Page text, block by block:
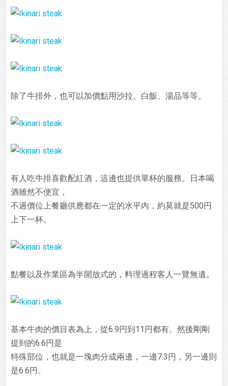
除了牛排外，也可以加價點用沙拉、白飯、湯品等等。
有人吃牛排喜歡配紅酒，這邊也提供單杯的服務。日本喝
酒雖然不便宜，
不過價位上餐廳供應都在一定的水平內，約莫就是500円
上下一杯。
點餐以及作業區為半開放式的，料理過程客人一覽無遺。
基本牛肉的價目表為上，從6.9円到11円都有。然後剛剛
提到的6.6円是
特殊部位，也就是一塊肉分成兩邊，一邊7.3円，另一邊則
是6.6円。